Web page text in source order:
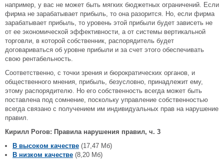
например, у вас не может быть мягких бюджетных ограничений. Если
фирма не зарабатывает прибыль, то она разорится. Но, если фирма
зарабатывает прибыль, то уровень этой прибыли будет зависеть не
от ее экономической эффективности, а от системы вертикальной
торговли, в которой собственник, распорядитель будет
договариваться об уровне прибыли и за счет этого обеспечивать
свою рентабельность.
Соответственно, с точки зрения и бюрократических органов, и
общественного мнения, прибыль, безусловно, принадлежит ему,
этому распорядителю. Но его собственность всегда может быть
поставлена под сомнение, поскольку управление собственностью
всегда связано с получением им индивидуальных прав на нарушение
правил.
Кирилл Рогов: Правила нарушения правил, ч. 3
В высоком качестве (17,47 Мб)
В низком качестве (8,20 Мб)